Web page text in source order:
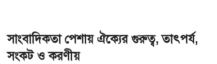
সাংবাদিকতা পেশায় ঐক্যের গুরুত্ব, তাৎপর্য,
সংকট ও করণীয়